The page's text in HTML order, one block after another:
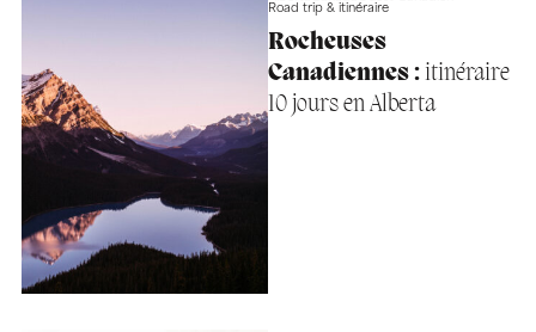
Road trip & itinéraire
Rocheuses
Canadiennes :itinéraire
10 jours en Alberta